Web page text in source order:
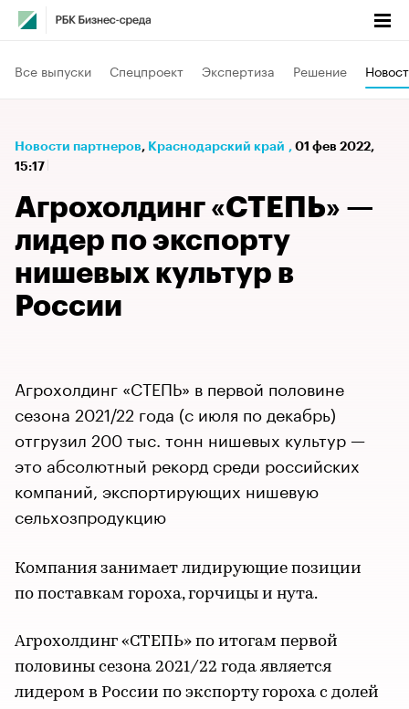
Все выпуски Спецпроект Экспертиза Решение
Новости партнеров⁠, Краснодарский край , 01 фев 2022,
15:17
Агрохолдинг «СТЕПЬ» —
лидер по экспорту
нишевых культур в
России
Агрохолдинг «СТЕПЬ» в первой половине
сезона 2021/22 года (с июля по декабрь)
отгрузил 200 тыс. тонн нишевых культур —
это абсолютный рекорд среди российских
компаний, экспортирующих нишевую
сельхозпродукцию
Компания занимает лидирующие позиции
по поставкам гороха, горчицы и нута.
Агрохолдинг «СТЕПЬ» по итогам первой
половины сезона 2021/22 года является
лидером в России по экспорту гороха с долей